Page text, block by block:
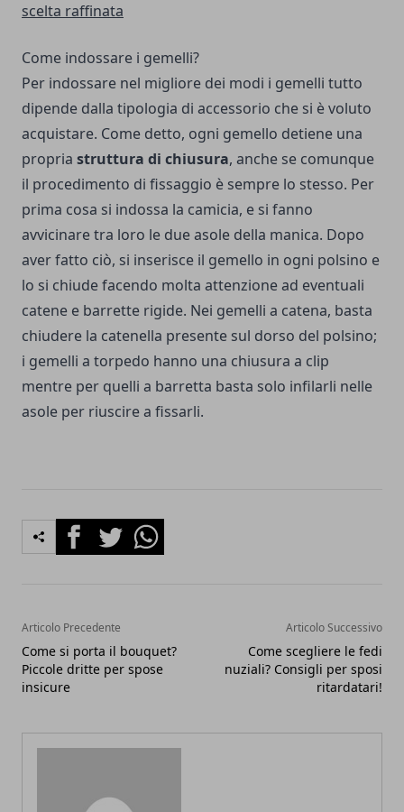
scelta raffinata
Come indossare i gemelli?
Per indossare nel migliore dei modi i gemelli tutto
dipende dalla tipologia di accessorio che si è voluto
acquistare. Come detto, ogni gemello detiene una
propria struttura di chiusura, anche se comunque
il procedimento di fissaggio è sempre lo stesso. Per
prima cosa si indossa la camicia, e si fanno
avvicinare tra loro le due asole della manica. Dopo
aver fatto ciò, si inserisce il gemello in ogni polsino e
lo si chiude facendo molta attenzione ad eventuali
catene e barrette rigide. Nei gemelli a catena, basta
chiudere la catenella presente sul dorso del polsino;
i gemelli a torpedo hanno una chiusura a clip
mentre per quelli a barretta basta solo infilarli nelle
asole per riuscire a fissarli.
FacebookTwitterWhatsapp
Articolo Precedente
Come si porta il bouquet?
Piccole dritte per spose
insicure
Articolo Successivo
Come scegliere le fedi
nuziali? Consigli per sposi
ritardatari!